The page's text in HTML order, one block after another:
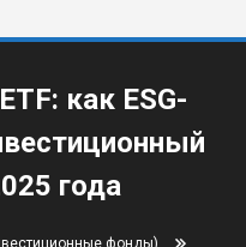
как ESG-
года
фонды)